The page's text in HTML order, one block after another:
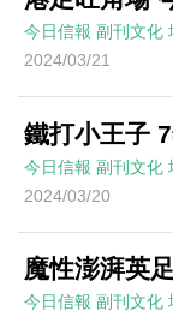
今日信報 副刊文化
2024/03/21
鐵打小王子
今日信報 副刊文化
2024/03/20
魔性澎湃英
今日信報 副刊文化